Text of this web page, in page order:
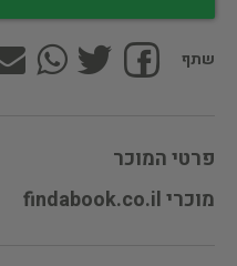
שתף
פרטי המוכר
מוכרי findabook.co.il